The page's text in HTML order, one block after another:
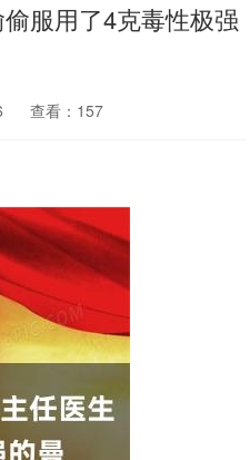
服用了4克毒性极强
查看：157